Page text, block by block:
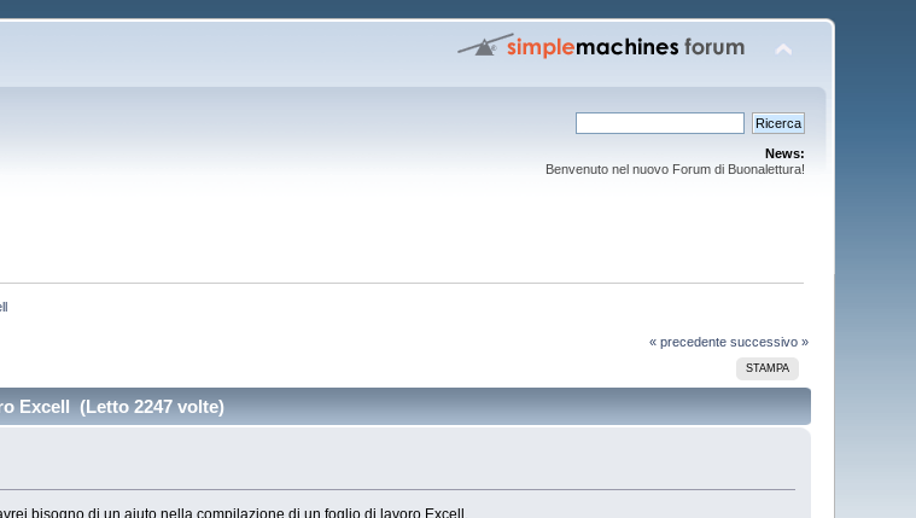
News:
Benvenuto nel nuovo Forum di Buonalettura!
« precedente successivo »
STAMPA
Excell (Letto 2247 volte)